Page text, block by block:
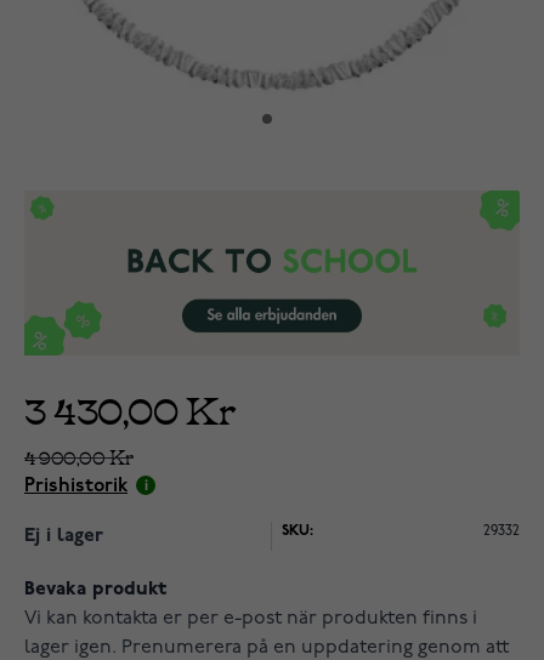
3 430,00 Kr
4 900,00 Kr
Prishistorik
Ej i lager SKU: 29332
Bevaka produkt
Vi kan kontakta er per e-post när produkten finns i
lager igen. Prenumerera på en uppdatering genom att